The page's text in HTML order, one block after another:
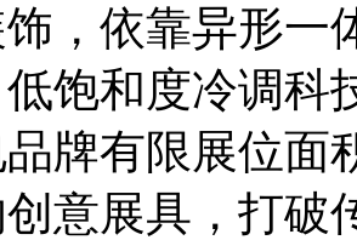
，依靠异形一
饱和度冷调科
牌有限展位面
意展具，打破